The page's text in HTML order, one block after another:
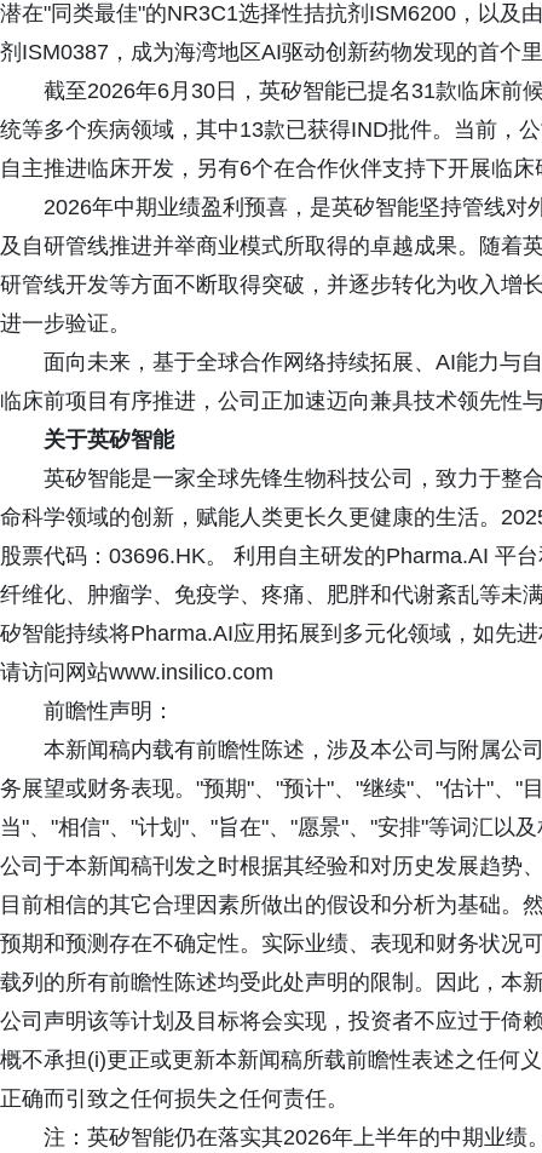
潜在"同类最佳"的NR3C1选择性拮抗剂ISM6200，以及
剂ISM0387，成为海湾地区AI驱动创新药物发现的首个
截至2026年6月30日，英矽智能已提名31款临床前
统等多个疾病领域，其中13款已获得IND批件。当前，
自主推进临床开发，另有6个在合作伙伴支持下开展临床
2026年中期业绩盈利预喜，是英矽智能坚持管线对
及自研管线推进并举商业模式所取得的卓越成果。随着
研管线开发等方面不断取得突破，并逐步转化为收入增
进一步验证。
面向未来，基于全球合作网络持续拓展、AI能力与
临床前项目有序推进，公司正加速迈向兼具技术领先性
关于英矽智能
英矽智能是一家全球先锋生物科技公司，致力于整
命科学领域的创新，赋能人类更长久更健康的生活。
股票代码：03696.HK。 利用自主研发的Pharma.AI 平
纤维化、肿瘤学、免疫学、疼痛、肥胖和代谢紊乱等未
矽智能持续将Pharma.AI应用拓展到多元化领域，如先
请访问网站www.insilico.com
前瞻性声明：
本新闻稿内载有前瞻性陈述，涉及本公司与附属公
务展望或财务表现。"预期"、"预计"、"继续"、"估计"、"
当"、"相信"、"计划"、"旨在"、"愿景"、"安排"等词汇以
公司于本新闻稿刊发之时根据其经验和对历史发展趋势
目前相信的其它合理因素所做出的假设和分析为基础。
预期和预测存在不确定性。实际业绩、表现和财务状况
载列的所有前瞻性陈述均受此处声明的限制。因此，本
公司声明该等计划及目标将会实现，投资者不应过于倚
概不承担(i)更正或更新本新闻稿所载前瞻性表述之任何
正确而引致之任何损失之任何责任。
注：英矽智能仍在落实其2026年上半年的中期业绩